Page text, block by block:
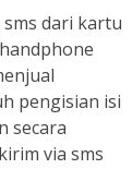
dari kartu
pengisian isi
secara
via sms